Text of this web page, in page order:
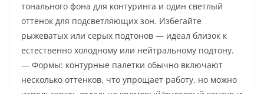
тонального фона для контуринга и один светлый
оттенок для подсветляющих зон. Избегайте
рыжеватых или серых подтонов — идеал близок к
естественно холодному или нейтральному подтону.
— Формы: контурные палетки обычно включают
несколько оттенков, что упрощает работу, но можно